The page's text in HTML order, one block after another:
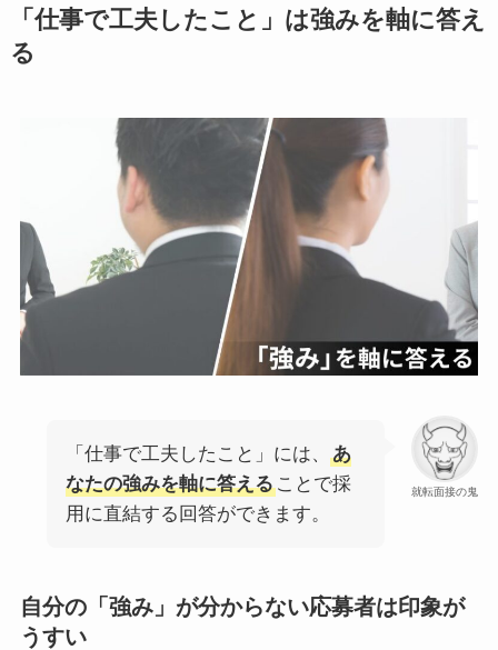
「仕事で工夫したこと」は強みを軸に答え
る
就転面接の鬼
「仕事で工夫したこと」には、
あ
なたの強みを軸に答えることで採
用に直結する回答ができます。
自分の「強み」が分からない応募者は印象が
うすい